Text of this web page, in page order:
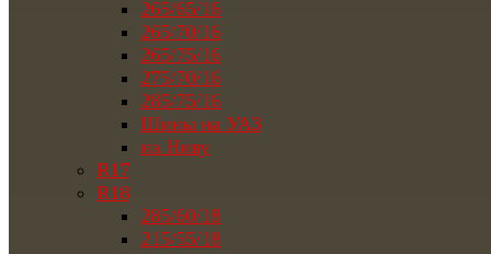
265/65/16
265/70/16
265/75/16
275/70/16
285/75/16
Шины на УАЗ
на Ниву
R17
R18
285/60/18
215/55/18